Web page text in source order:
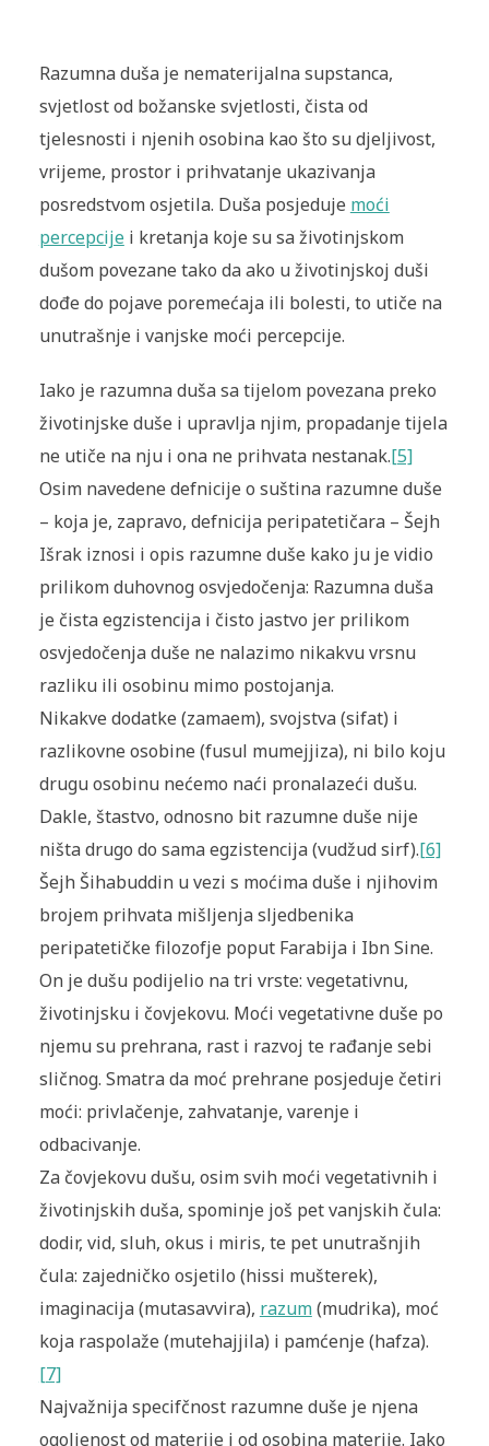
Razumna duša je nematerijalna supstanca,
svjetlost od božanske svjetlosti, čista od
tjelesnosti i njenih osobina kao što su djeljivost,
vrijeme, prostor i prihvatanje ukazivanja
posredstvom osjetila. Duša posjeduje moći
percepcijei kretanja koje su sa životinjskom
dušom povezane tako da ako u životinjskoj duši
dođe do pojave poremećaja ili bolesti, to utiče na
unutrašnje i vanjske moći percepcije.
Iako je razumna duša sa tijelom povezana preko
životinjske duše i upravlja njim, propadanje tijela
ne utiče na nju i ona ne prihvata nestanak.[5]
Osim navedene defnicije o suština razumne duše
– koja je, zapravo, defnicija peripatetičara – Šejh
Išrak iznosi i opis razumne duše kako ju je vidio
prilikom duhovnog osvjedočenja: Razumna duša
je čista egzistencija i čisto jastvo jer prilikom
osvjedočenja duše ne nalazimo nikakvu vrsnu
razliku ili osobinu mimo postojanja.
Nikakve dodatke (zamaem), svojstva (sifat) i
razlikovne osobine (fusul mumejjiza), ni bilo koju
drugu osobinu nećemo naći pronalazeći dušu.
Dakle, štastvo, odnosno bit razumne duše nije
ništa drugo do sama egzistencija (vudžud sirf).[6]
Šejh Šihabuddin u vezi s moćima duše i njihovim
brojem prihvata mišljenja sljedbenika
peripatetičke filozofje poput Farabija i Ibn Sine.
On je dušu podijelio na tri vrste: vegetativnu,
životinjsku i čovjekovu. Moći vegetativne duše po
njemu su prehrana, rast i razvoj te rađanje sebi
sličnog. Smatra da moć prehrane posjeduje četiri
moći: privlačenje, zahvatanje, varenje i
odbacivanje.
Za čovjekovu dušu, osim svih moći vegetativnih i
životinjskih duša, spominje još pet vanjskih čula:
dodir, vid, sluh, okus i miris, te pet unutrašnjih
čula: zajedničko osjetilo (hissi mušterek),
imaginacija (mutasavvira), razum(mudrika), moć
koja raspolaže (mutehajjila) i pamćenje (hafza).
[7]
Najvažnija specifčnost razumne duše je njena
ogoljenost od materije i od osobina materije. Iako